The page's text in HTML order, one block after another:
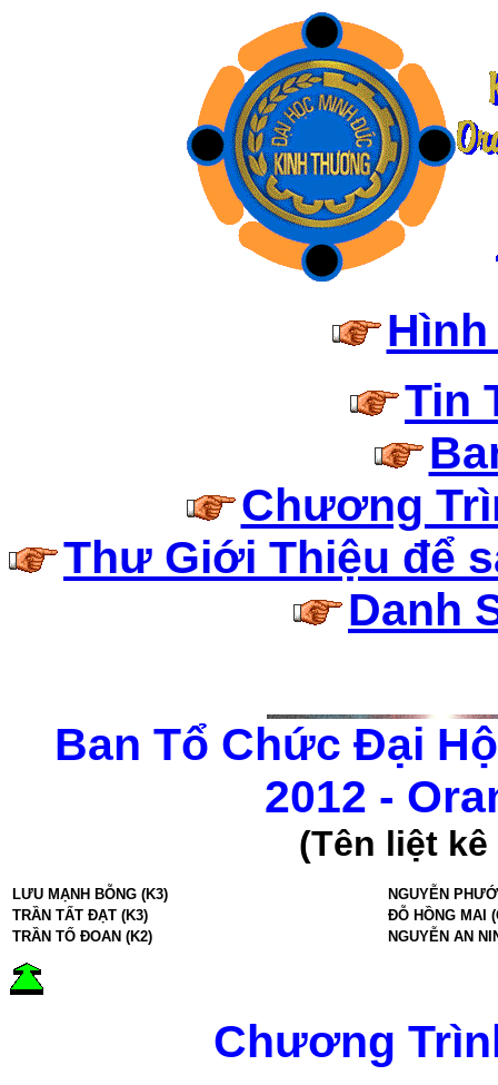
Tin
Chương
Thư Giới Thiệu để
Danh
Ban Tổ Chức Đại
2012 -
(Tên liệt
LƯU MẠNH BỖNG (K3)
NGUYỄN
TRẦN TẤT ĐẠT (K3)
ĐỖ HỒNG MAI
TRẦN TỐ ĐOAN (K2)
NGUYỄN AN
Chương